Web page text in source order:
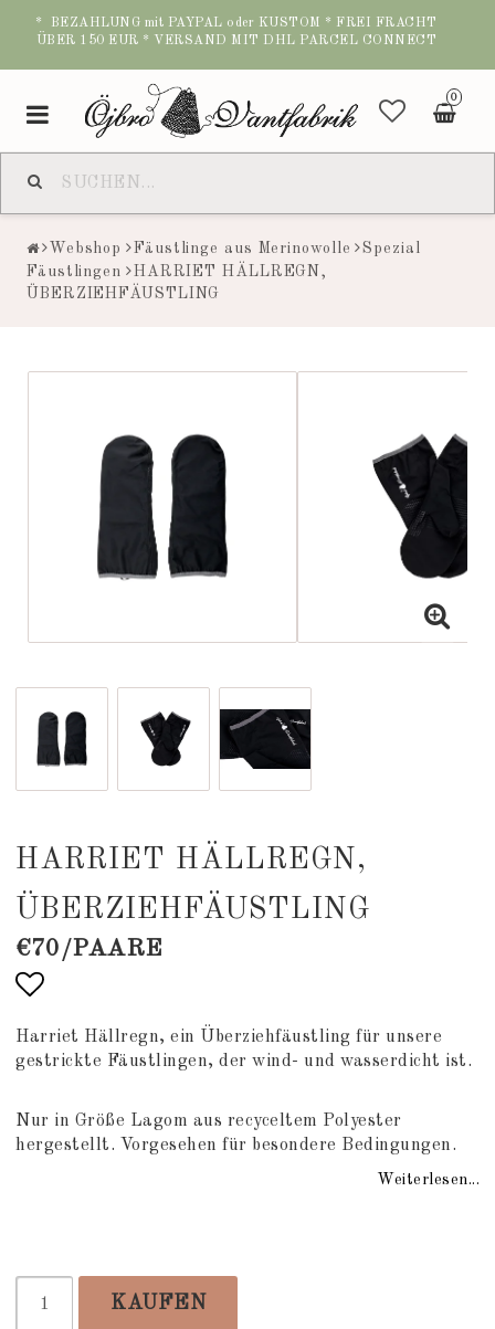
* BEZAHLUNG mit PAYPAL oder KUSTOM * FREI FRACHT
ÜBER 150 EUR * VERSAND MIT DHL PARCEL CONNECT
0
Toggle
navigation
Webshop Fäustlinge aus Merinowolle
Spezial
Fäustlingen
HARRIET HÄLLREGN,
ÜBERZIEHFÄUSTLING
HARRIET HÄLLREGN,
ÜBERZIEHFÄUSTLING
€70/PAARE
Add to list of favorites
Harriet Hällregn, ein Überziehfäustling für unsere
gestrickte Fäustlingen, der wind- und wasserdicht ist.
Nur in Größe Lagom aus recyceltem Polyester
hergestellt. Vorgesehen für besondere Bedingungen.
Weiterlesen...
KAUFEN